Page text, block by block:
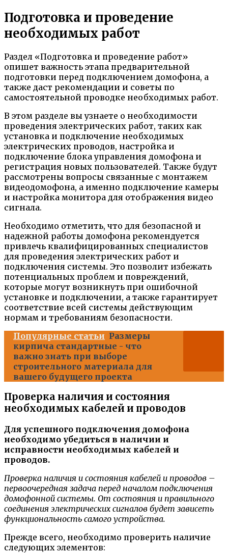
Подготовка и проведение
необходимых работ
Раздел «Подготовка и проведение работ»
опишет важность этапа предварительной
подготовки перед подключением домофона, а
также даст рекомендации и советы по
самостоятельной проводке необходимых работ.
В этом разделе вы узнаете о необходимости
проведения электрических работ, таких как
установка и подключение необходимых
электрических проводов, настройка и
подключение блока управления домофона и
регистрация новых пользователей. Также будут
рассмотрены вопросы связанные с монтажем
видеодомофона, а именно подключение камеры
и настройка монитора для отображения видео
сигнала.
Необходимо отметить, что для безопасной и
надежной работы домофона рекомендуется
привлечь квалифицированных специалистов
для проведения электрических работ и
подключения системы. Это позволит избежать
потенциальных проблем и повреждений,
которые могут возникнуть при ошибочной
установке и подключении, а также гарантирует
соответствие всей системы действующим
нормам и требованиям безопасности.
Популярные статьи Размеры
кирпича стандартные - что
важно знать при выборе
строительного материала для
вашего будущего проекта
Проверка наличия и состояния
необходимых кабелей и проводов
Для успешного подключения домофона
необходимо убедиться в наличии и
исправности необходимых кабелей и
проводов.
Проверка наличия и состояния кабелей и проводов –
первоочередная задача перед началом подключения
домофонной системы. От состояния и правильного
соединения электрических сигналов будет зависеть
функциональность самого устройства.
Прежде всего, необходимо проверить наличие
следующих элементов: